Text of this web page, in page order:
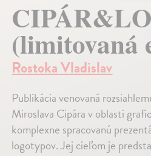
(limitovaná
Rostoka Vladislav
Publikácia venovaná
Miroslava Cipára v oblasti
komplexne spracovanú
logotypov. Jej cieľom je